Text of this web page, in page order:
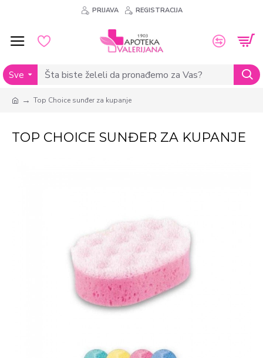
PRIJAVA REGISTRACIJA
Sve
Top Choice sunđer za kupanje
TOP CHOICE SUNĐER ZA KUPANJE